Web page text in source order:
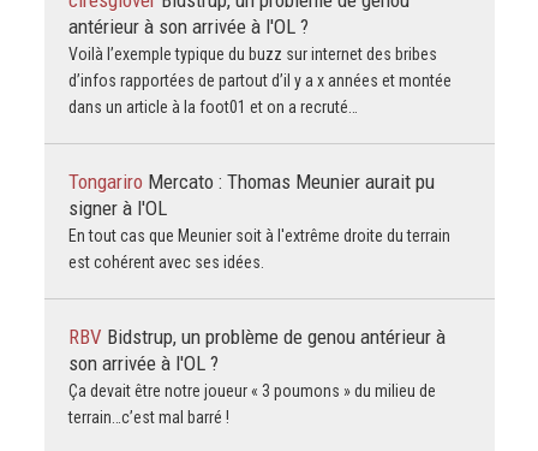
antérieur à son arrivée à l'OL ?
Voilà l’exemple typique du buzz sur internet des bribes
d’infos rapportées de partout d’il y a x années et montée
dans un article à la foot01 et on a recruté…
Tongariro Mercato : Thomas Meunier aurait pu
signer à l'OL
En tout cas que Meunier soit à l'extrême droite du terrain
est cohérent avec ses idées.
RBV Bidstrup, un problème de genou antérieur à
son arrivée à l'OL ?
Ça devait être notre joueur « 3 poumons » du milieu de
terrain…c’est mal barré !